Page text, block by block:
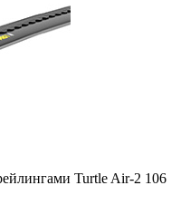
Turtle Air-2 106